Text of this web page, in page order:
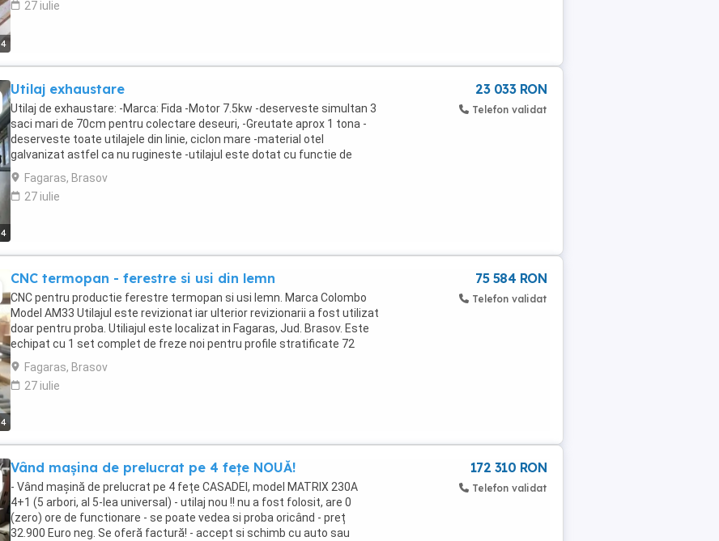
4
27 iulie
4
Utilaj exhaustare
Utilaj de exhaustare: -Marca: Fida -Motor 7.5kw -deserveste simultan 3
saci mari de 70cm pentru colectare deseuri, -Greutate aprox 1 tona -
deserveste toate utilajele din linie, ciclon mare -material otel
galvanizat astfel ca nu rugineste -utilajul este dotat cu functie de
vibratie astfel incat se curata ...
Fagaras, Brasov
27 iulie
23 033 RON
Telefon validat
4
CNC termopan - ferestre si usi din lemn
CNC pentru productie ferestre termopan si usi lemn. Marca Colombo
Model AM33 Utilajul este revizionat iar ulterior revizionarii a fost utilizat
doar pentru proba. Utiliajul este localizat in Fagaras, Jud. Brasov. Este
echipat cu 1 set complet de freze noi pentru profile stratificate 72
mm, axe 50 mm, ...
Fagaras, Brasov
27 iulie
75 584 RON
Telefon validat
Vând mașina de prelucrat pe 4 fețe NOUĂ!
- Vând mașină de prelucrat pe 4 fețe CASADEI, model MATRIX 230A
4+1 (5 arbori, al 5-lea universal) - utilaj nou !! nu a fost folosit, are 0
(zero) ore de functionare - se poate vedea si proba oricând - preț
32.900 Euro neg. Se oferă factură! - accept si schimb cu auto sau
172 310 RON
Telefon validat